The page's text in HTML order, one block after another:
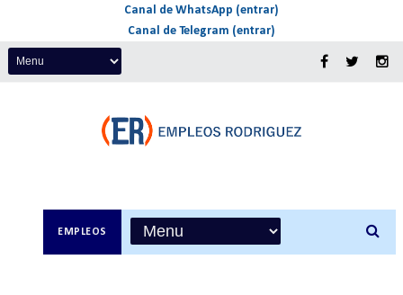
Canal de WhatsApp (entrar)
Canal de Telegram (entrar)
EMPLEOS